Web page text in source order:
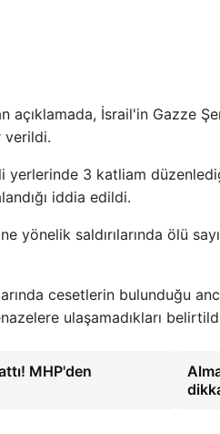
açıklamada, İsrail'in Gazze
verildi.
3 katliam
iddia edildi.
saldırılarında ölü
cesetlerin bulunduğu
ulaşamadıkları
MHP'den